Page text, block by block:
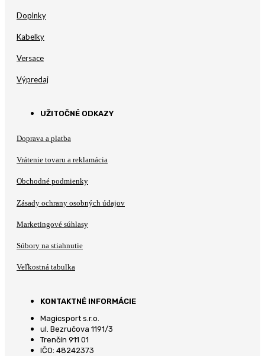
Doplnky
Kabelky
Versace
Výpredaj
UŽITOČNÉ ODKAZY
Doprava a platba
Vrátenie tovaru a reklamácia
Obchodné podmienky
Zásady ochrany osobných údajov
Marketingové súhlasy
Súbory na stiahnutie
Veľkostná tabulka
KONTAKTNÉ INFORMÁCIE
Magicsport s.r.o.
ul. Bezručova 1191/3
Trenčín 911 01
IČO: 48242373